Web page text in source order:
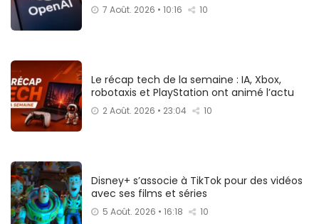
7 Août. 2026 • 10:16 10
Le récap tech de la semaine : IA, Xbox,
robotaxis et PlayStation ont animé l’actu
2 Août. 2026 • 23:04 10
Disney+ s’associe à TikTok pour des vidéos
avec ses films et séries
5 Août. 2026 • 16:18 10